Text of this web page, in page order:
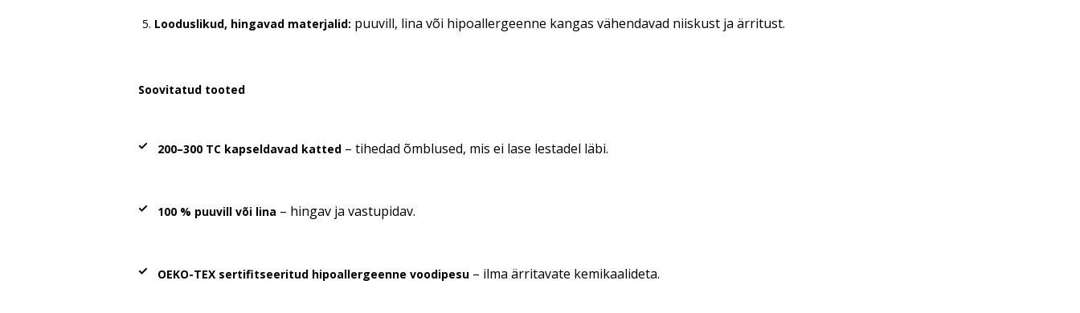
Looduslikud, hingavad materjalid: puuvill, lina või hipoallergeenne kangas vähendavad niiskust ja ärritust.
Soovitatud tooted
200–300 TC kapseldavad katted – tihedad õmblused, mis ei lase lestadel läbi.
100 % puuvill või lina – hingav ja vastupidav.
OEKO-TEX sertifitseeritud hipoallergeenne voodipesu – ilma ärritavate kemikaalideta.